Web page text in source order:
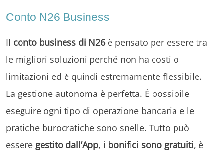
Conto N26 Business
Il conto business di N26 è pensato per essere tra
le migliori soluzioni perché non ha costi o
limitazioni ed è quindi estremamente flessibile.
La gestione autonoma è perfetta. È possibile
eseguire ogni tipo di operazione bancaria e le
pratiche burocratiche sono snelle. Tutto può
essere gestito dall’App, i bonifici sono gratuiti, è